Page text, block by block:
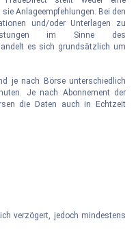
Anlageempfehlungen. Bei den
und/oder Unterlagen zu
im Sinne des
es sich grundsätzlich um
je nach Börse unterschiedlich
Je nach Abonnement der
die Daten auch in Echtzeit
verzögert, jedoch mindestens